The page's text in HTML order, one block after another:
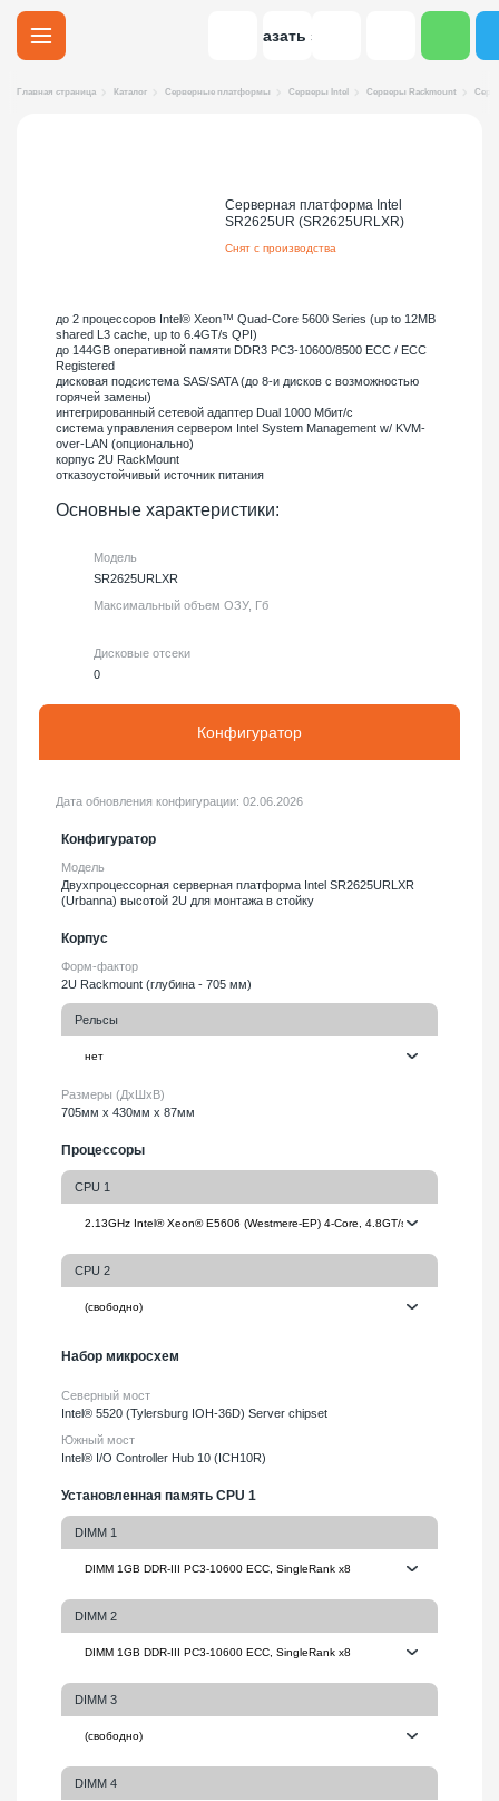
Заказать звонок
Главная страница Каталог Серверные платформы Серверы Intel Серверы Rackmount
Серверная платформа Intel
SR2625UR (SR2625URLXR)
Снят с производства
до 2 процессоров Intel® Xeon™ Quad-Core 5600 Series (up to 12MB
shared L3 cache, up to 6.4GT/s QPI)
до 144GB оперативной памяти DDR3 PC3-10600/8500 ECC / ECC
Registered
дисковая подсистема SAS/SATA (до 8-и дисков с возможностью
горячей замены)
интегрированный сетевой адаптер Dual 1000 Мбит/с
система управления сервером Intel System Management w/ KVM-
over-LAN (опционально)
корпус 2U RackMount
отказоустойчивый источник питания
Конфигуратор
Дата обновления конфигурации: 02.06.2026
Конфигуратор
Модель
Двухпроцессорная серверная платформа Intel SR2625URLXR
(Urbanna) высотой 2U для монтажа в стойку
Корпус
Форм-фактор
2U Rackmount (глубина - 705 мм)
Рельсы
Размеры (ДхШхВ)
705мм х 430мм х 87мм
Процессоры
CPU 1
CPU 2
Набор микросхем
Северный мост
Intel® 5520 (Tylersburg IOH-36D) Server chipset
Южный мост
Intel® I/O Controller Hub 10 (ICH10R)
Установленная память CPU 1
DIMM 1
DIMM 2
DIMM 3
DIMM 4
Основные характеристики:
Модель
SR2625URLXR
Максимальный объем ОЗУ, Гб
Дисковые отсеки
0